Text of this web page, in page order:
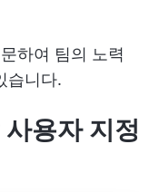
하여 팀의 노력
습니다.
용자 지정